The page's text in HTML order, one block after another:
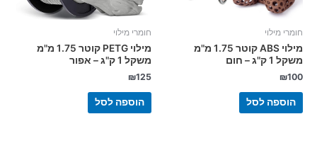
חומרי מילוי
מילוי ABS קוטר 1.75 מ"מ
משקל 1 ק"ג – חום
₪100
הוספה לסל
חומרי מילוי
מילוי PETG קוטר 1.75 מ"מ
משקל 1 ק"ג – אפור
₪125
הוספה לסל